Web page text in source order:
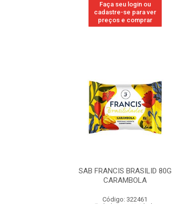
Faça seu login ou
cadastre-se para ver
preços e comprar
SAB FRANCIS BRASILID 80G
CARAMBOLA
Código: 322461